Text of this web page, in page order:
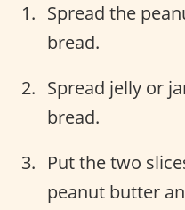
Spread the
bread.
Spread jelly or
bread.
Put the two
peanut butter